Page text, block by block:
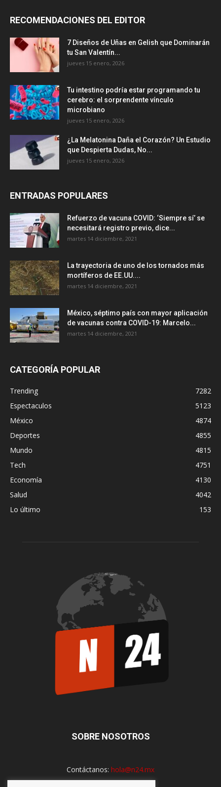
RECOMENDACIONES DEL EDITOR
7 Diseños de Uñas en Gelish que Dominarán
tu San Valentín...
jueves 15 enero, 2026
Tu intestino podría estar programando tu
cerebro: el sorprendente vínculo
microbiano
jueves 15 enero, 2026
¿La Melatonina Daña el Corazón? Un Estudio
que Despierta Dudas, No...
jueves 15 enero, 2026
ENTRADAS POPULARES
Refuerzo de vacuna COVID: ‘Siempre sí’ se
necesitará registro previo, dice...
martes 14 diciembre, 2021
La trayectoria de uno de los tornados más
mortíferos de EE.UU....
martes 14 diciembre, 2021
México, séptimo país con mayor aplicación
de vacunas contra COVID-19: Marcelo...
martes 14 diciembre, 2021
CATEGORÍA POPULAR
Trending
7282
Espectaculos
5123
México
4874
Deportes
4855
Mundo
4815
Tech
4751
Economía
4130
Salud
4042
Lo último
153
SOBRE NOSOTROS
Contáctanos: hola@n24.mx